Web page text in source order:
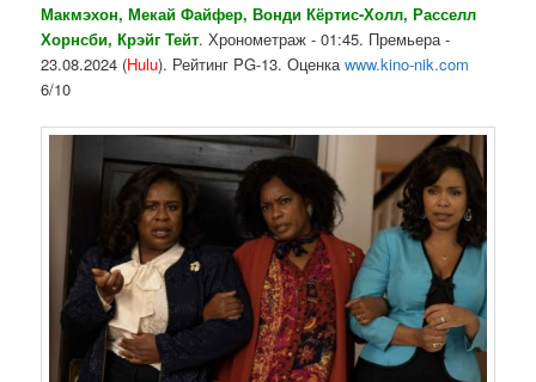
Макмэхон, Мекай Файфер, Вонди Кёртис-Холл, Расселл
Хорнсби, Крэйг Тейт. Хронометраж - 01:45. Премьера -
23.08.2024 (Hulu). Рейтинг PG-13. Оценкаwww.kino-nik.com
6/10